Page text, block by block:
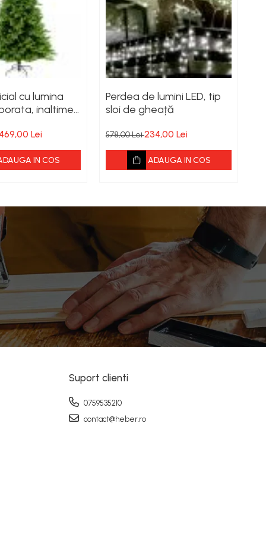
cu lumina
inaltime
Lei
IN COS
Perdea de lumini LED, tip
sloi de gheață
578,00 Lei234,00 Lei
ADAUGA IN COS
Suport clienti
0759535210
contact@heber.ro